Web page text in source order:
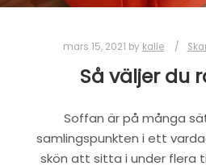
mars 15, 2021 by kalle
Så väljer du
Soffan är på många
samlingspunkten i ett
skön att sitta i under flera